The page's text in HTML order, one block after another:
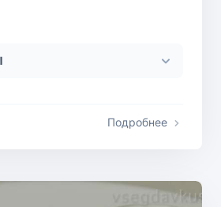
Подробнее